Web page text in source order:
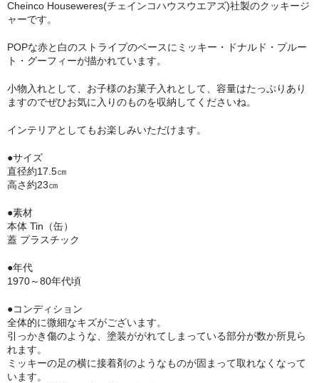
Cheinco Houseweres(チェインコハウスウエアズ)社製のクッキージ
ャーです。
POPな赤と白のストライプのベースにミッキー・ドナルド・プルー
ト・グーフィーが描かれています。
小物入れとして、お子様のお菓子入れとして、容量はたっぷりあり
ますのでぜひお気に入りのものを収納してくださいね。
インテリアとしてもお楽しみいただけます。
●サイズ
直径約17.5㎝
高さ約23㎝
●素材
本体 Tin（缶）
蓋 プラスチック
●年代
1970～80年代頃
●コンディション
全体的に微細なキズがございます。
引っかき傷のような、塗装ががれてしまっている部分が数か所見ら
れます。
ミッキーの足の横に接着剤のようなものが固まって取れなくなって
います。